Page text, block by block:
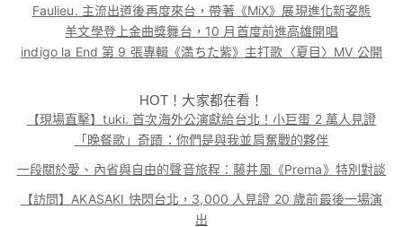
Faulieu. 主流出道後再度來台，帶著《MiX》展現進化新姿態
羊文學登上金曲獎舞台，10 月首度前進高雄開唱
indigo la End 第 9 張專輯《満ちた紫》主打歌〈夏目〉MV 公開
HOT！大家都在看！
【現場直擊】tuki. 首次海外公演獻給台北！小巨蛋 2 萬人見證
「晚餐歌」奇蹟：你們是與我並肩奮戰的夥伴
一段關於愛、內省與自由的聲音旅程：藤井風《Prema》特別對談
【訪問】AKASAKI 快閃台北，3,000 人見證 20 歲前最後一場演
出